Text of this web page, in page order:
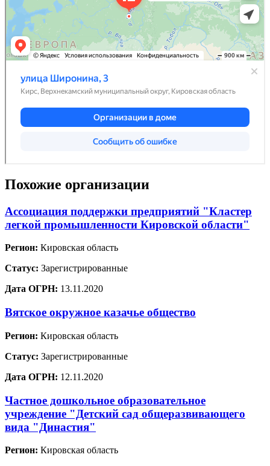
Похожие организации
Ассоциация поддержки предприятий "Кластер
легкой промышленности Кировской области"
Регион: Кировская область
Статус: Зарегистрированные
Дата ОГРН: 13.11.2020
Вятское окружное казачье общество
Регион: Кировская область
Статус: Зарегистрированные
Дата ОГРН: 12.11.2020
Частное дошкольное образовательное
учреждение "Детский сад общеразвивающего
вида "Династия"
Регион: Кировская область